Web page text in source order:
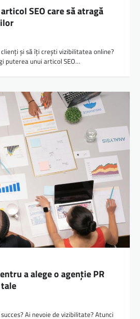
SEO care să atragă
și să îți crești vizibilitatea online?
puterea unui articol SEO…
a alege o agenție PR
Ai nevoie de vizibilitate? Atunci